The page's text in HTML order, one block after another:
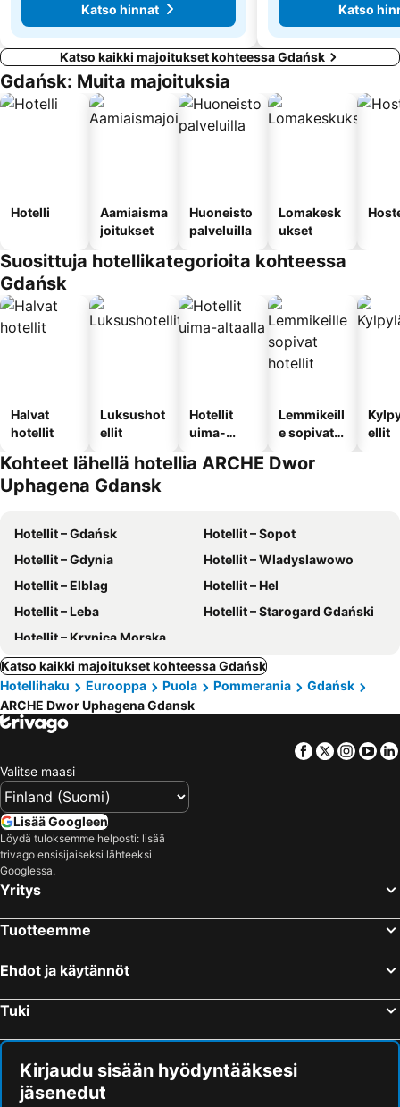
Katso hinnat
Katso
Katso kaikki majoitukset kohteessa Gdańsk
Gdańsk: Muita majoituksia
Hotelli
Aamiaisma
joitukset
Huoneisto
palveluilla
Lomakesk
ukset
Suosittuja hotellikategorioita kohteessa
Gdańsk
Halvat
hotellit
Luksushot
ellit
Hotellit
uima-
Lemmikeill
e sopivat
ellit
Kohteet lähellä hotellia ARCHE Dwor
Uphagena Gdansk
Hotellit – Gdańsk
Hotellit – Sopot
Hotellit – Gdynia
Hotellit – Wladyslawowo
Hotellit – Elblag
Hotellit – Hel
Hotellit – Leba
Hotellit – Starogard Gdański
Hotellit – Krynica Morska
Katso kaikki majoitukset kohteessa Gdańsk
Hotellihaku
Eurooppa Puola Pommerania
Gdańsk
ARCHE Dwor Uphagena Gdansk
Facebook
Twitter
Valitse maasi
Lisää Googleen
Löydä tuloksemme helposti: lisää
trivago ensisijaiseksi lähteeksi
Googlessa.
Yritys
Tuotteemme
Ehdot ja käytännöt
Tuki
Kirjaudu sisään hyödyntääksesi
jäsenedut